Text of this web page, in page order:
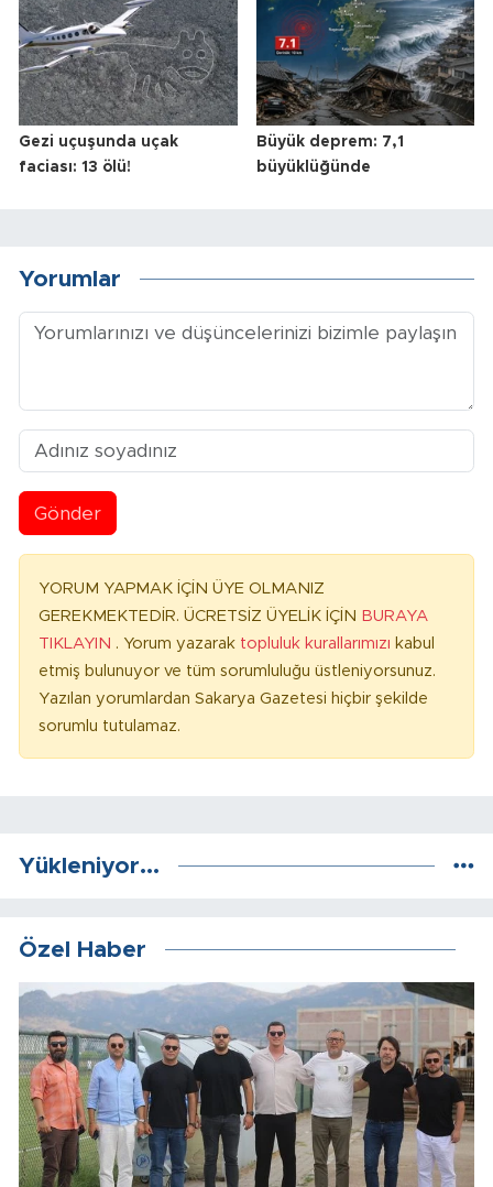
Gezi uçuşunda uçak
faciası: 13 ölü!
Büyük deprem: 7,1
büyüklüğünde
Yorumlar
Gönder
YORUM YAPMAK İÇİN ÜYE OLMANIZ
GEREKMEKTEDİR. ÜCRETSİZ ÜYELİK İÇİN BURAYA
TIKLAYIN . Yorum yazarak topluluk kurallarımızı kabul
etmiş bulunuyor ve tüm sorumluluğu üstleniyorsunuz.
Yazılan yorumlardan Sakarya Gazetesi hiçbir şekilde
sorumlu tutulamaz.
Yükleniyor...
Özel Haber